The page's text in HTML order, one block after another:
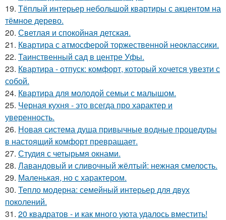
19. Тёплый интерьер небольшой квартиры с акцентом на
тёмное дерево.
20. Светлая и спокойная детская.
21. Квартира с атмосферой торжественной неоклассики.
22. Таинственный сад в центре Уфы.
23. Квартира - отпуск: комфорт, который хочется увезти с
собой.
24. Квартира для молодой семьи с малышом.
25. Черная кухня - это всегда про характер и
уверенность.
26. Новая система душа привычные водные процедуры
в настоящий комфорт превращает.
27. Студия с четырьмя окнами.
28. Лавандовый и сливочный жёлтый: нежная смелость.
29. Маленькая, но с характером.
30. Тепло модерна: семейный интерьер для двух
поколений.
31. 20 квадратов - и как много уюта удалось вместить!